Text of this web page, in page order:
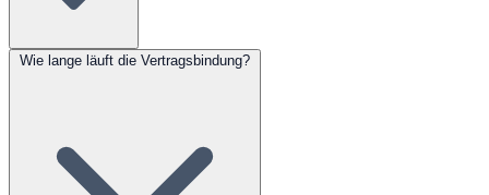
Wie lange läuft die Vertragsbindung?